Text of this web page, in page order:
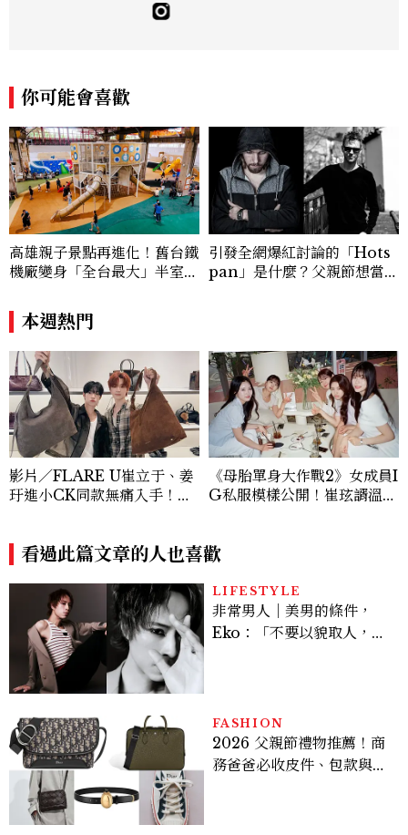
你可能會喜歡
高雄親子景點再進化！舊台鐵
機廠變身「全台最大」半室內
費玩到飽
引發全網爆紅討論的「Hots
pan」是什麼？父親節想當天
本週熱門
影片／FLARE U崔立于、姜
玗進小CK同款無痛入手！身
《母胎單身大作戰2》女成員I
G私服模樣公開！崔玹諝溫柔
看過此篇文章的人也喜歡
LIFESTYLE
非常男人｜美男的條件，
Eko：「不要以貌取人，內
FASHION
2026 父親節禮物推薦！商
務爸爸必收皮件、包款與鞋